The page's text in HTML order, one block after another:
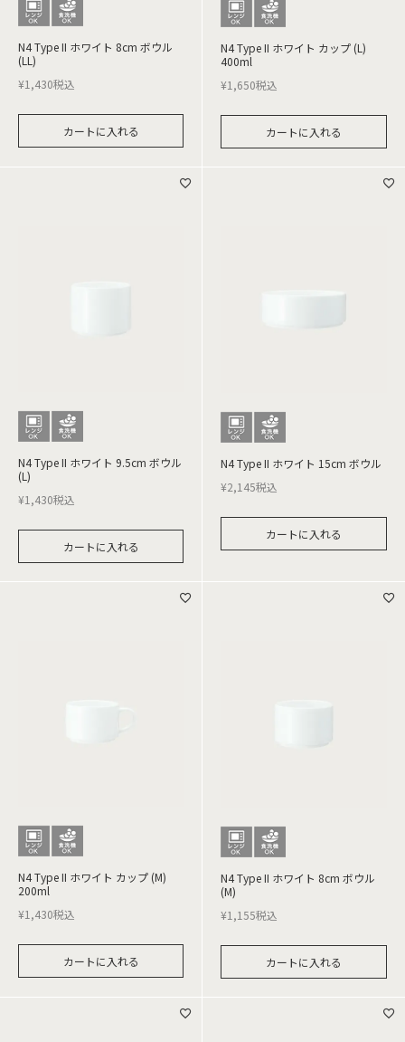
N4 Type II ホワイト 8cm ボウル
(LL)
¥1,430税込
カートに入れる
N4 Type II ホワイト カップ (L)
400ml
¥1,650税込
カートに入れる
N4 Type II ホワイト 9.5cm ボウル
(L)
¥1,430税込
カートに入れる
N4 Type II ホワイト 15cm ボウル
¥2,145税込
カートに入れる
N4 Type II ホワイト カップ (M)
200ml
¥1,430税込
カートに入れる
N4 Type II ホワイト 8cm ボウル
(M)
¥1,155税込
カートに入れる